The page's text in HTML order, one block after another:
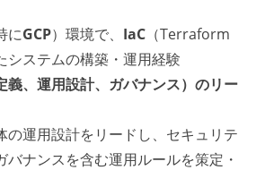
にGCP）環境で、 IaC （Terraform
システムの構築・運用経験
義、運用設計、ガバナンス）のリー
の運用設計をリードし、セキュリテ
バナンスを含む運用ルールを策定・